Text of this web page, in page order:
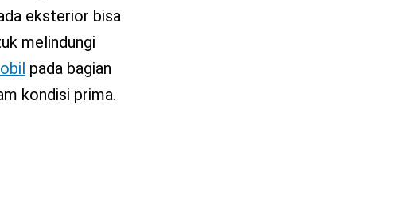
eksterior bisa
melindungi
pada bagian
kondisi prima.